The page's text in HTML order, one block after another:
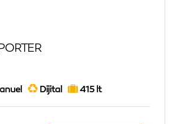
Dijital 415 lt